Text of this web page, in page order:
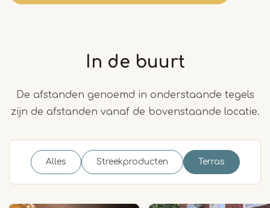
In de buurt
De afstanden genoemd in onderstaande tegels
zijn de afstanden vanaf de bovenstaande locatie.
Alles Streekproducten Terras